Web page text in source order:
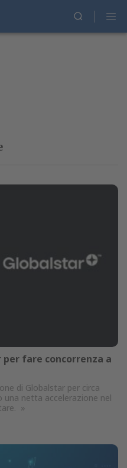
fare concorrenza a
di Globalstar per circa
una netta accelerazione nel
»